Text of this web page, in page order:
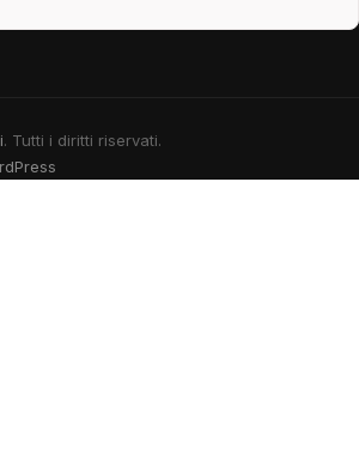
. Tutti i diritti riservati.